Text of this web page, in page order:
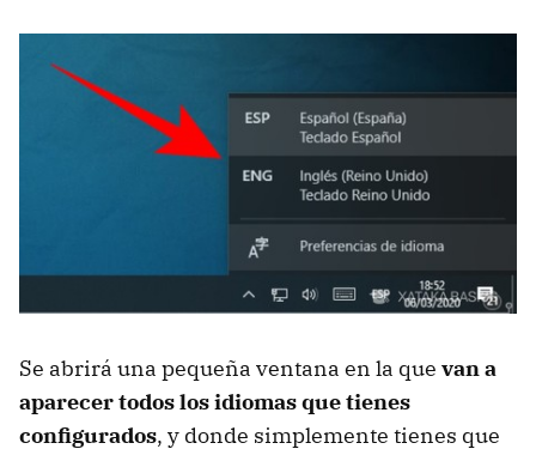
Se abrirá una pequeña ventana en la que van a
aparecer todos los idiomas que tienes
configurados, y donde simplemente tienes que